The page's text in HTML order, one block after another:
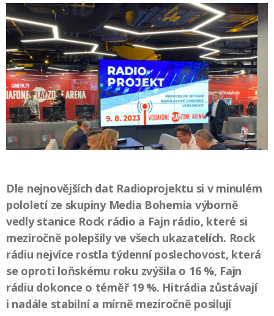
Dle nejnovějších dat Radioprojektu si v minulém
pololetí ze skupiny Media Bohemia výborně
vedly stanice Rock rádio a Fajn rádio, které si
meziročně polepšily ve všech ukazatelích. Rock
rádiu nejvíce rostla týdenní poslechovost, která
se oproti loňskému roku zvýšila o 16 %, Fajn
rádiu dokonce o téměř 19 %. Hitrádia zůstávají
i nadále stabilní a mírně meziročně posilují